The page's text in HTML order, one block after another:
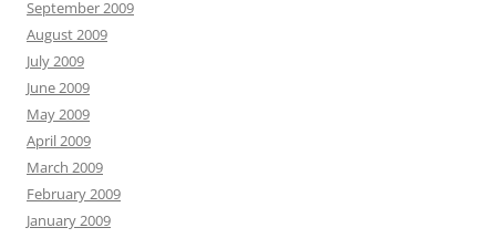
September 2009
August 2009
July 2009
June 2009
May 2009
April 2009
March 2009
February 2009
January 2009